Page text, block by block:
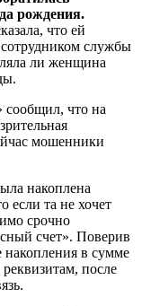
рождения.
что ей
службы
ли женщина
сообщил, что на
мошенники
накоплена
если та не хочет
срочно
счет». Поверив
накопления в сумме
после